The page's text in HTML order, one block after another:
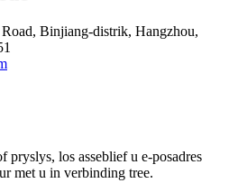
Binjiang-distrik, Hangzhou,
pryslys, los asseblief u e-posadres
met u in verbinding tree.